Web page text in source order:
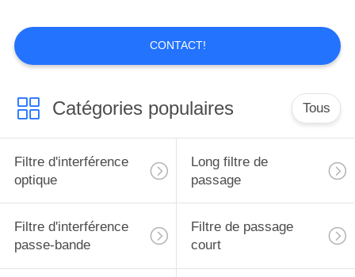
double lentille
convexe
11
CONTACT!
Catégories populaires Tous
Filtre d'interférence
optique
Long filtre de
passage
Filtre d'interférence
passe-bande
Filtre de passage
court